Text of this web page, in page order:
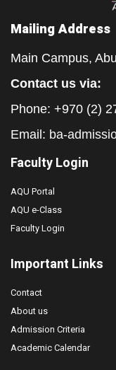
Mailing Address
Main Campus,
Contact us via:
Phone: +970 (2)
Email: ba-
Faculty Login
AQU Portal
AQU e-Class
Faculty Login
Important Links
Contact
About us
Admission Criteria
Academic Calendar